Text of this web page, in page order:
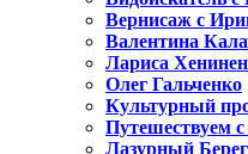
Вернисаж с
Валентина
Лариса Хенинен
Олег Гальченко
Культурный
Путешествуем
Лазурный